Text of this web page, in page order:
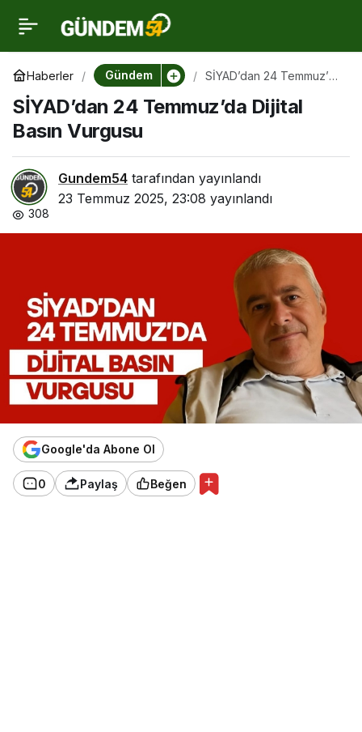
Haberler Gündem
SİYAD’dan 24 Temmuz’da
SİYAD’dan 24 Temmuz’da Dijital
Basın Vurgusu
Gundem54 tarafından yayınlandı
23 Temmuz 2025, 23:08 yayınlandı
308
Google'da Abone Ol
0 Paylaş Beğen
SİYAD’dan 24
Temmuz’da Dijital Basın
Vurgusu